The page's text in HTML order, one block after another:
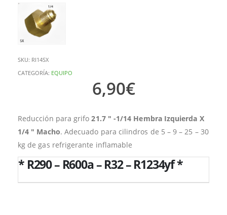
SKU: RI14SX
CATEGORÍA: EQUIPO
6,90€
Reducción para grifo21.7 ″ -1/14 Hembra Izquierda X
1/4 ″ Macho. Adecuado para cilindros de 5 – 9 – 25 – 30
kg de gas refrigerante inflamable
* R290 – R600a – R32 – R1234yf *